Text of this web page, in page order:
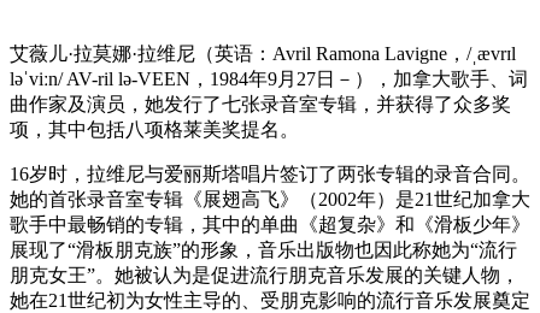
艾薇儿·拉莫娜·拉维尼（英语：Avril Ramona Lavigne，/ˌævrɪl
ləˈviːn/ AV-ril lə-VEEN，1984年9月27日－），加拿大歌手、词
曲作家及演员，她发行了七张录音室专辑，并获得了众多奖
项，其中包括八项格莱美奖提名。
16岁时，拉维尼与爱丽斯塔唱片签订了两张专辑的录音合同。
她的首张录音室专辑《展翅高飞》（2002年）是21世纪加拿大
歌手中最畅销的专辑，其中的单曲《超复杂》和《滑板少年》
展现了“滑板朋克族”的形象，音乐出版物也因此称她为“流行
朋克女王”。她被认为是促进流行朋克音乐发展的关键人物，
她在21世纪初为女性主导的、受朋克影响的流行音乐发展奠定